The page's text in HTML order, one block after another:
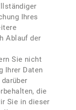
Ihres
Ablauf der
Sie nicht
Ihrer Daten
die
Sie in dieser